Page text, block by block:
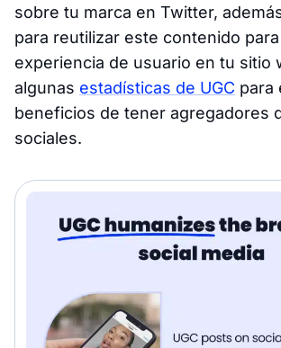
sobre tu marca en Twitter,
para reutilizar este contenido
experiencia de usuario en tu sitio
algunas estadísticas de UGC para
beneficios de tener agregadores
sociales.